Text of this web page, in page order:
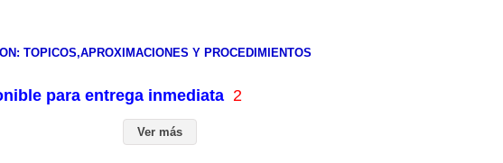
TOPICOS,APROXIMACIONES Y PROCEDIMIENTOS
para entrega inmediata 2
Ver más